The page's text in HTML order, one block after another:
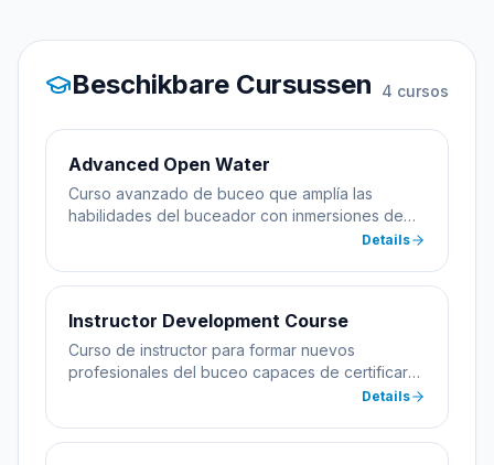
Beschikbare Cursussen 4 cursos
Advanced Open Water
Curso avanzado de buceo que amplía las
habilidades del buceador con inmersiones de
Details
Instructor Development Course
Curso de instructor para formar nuevos
profesionales del buceo capaces de certificar
Details